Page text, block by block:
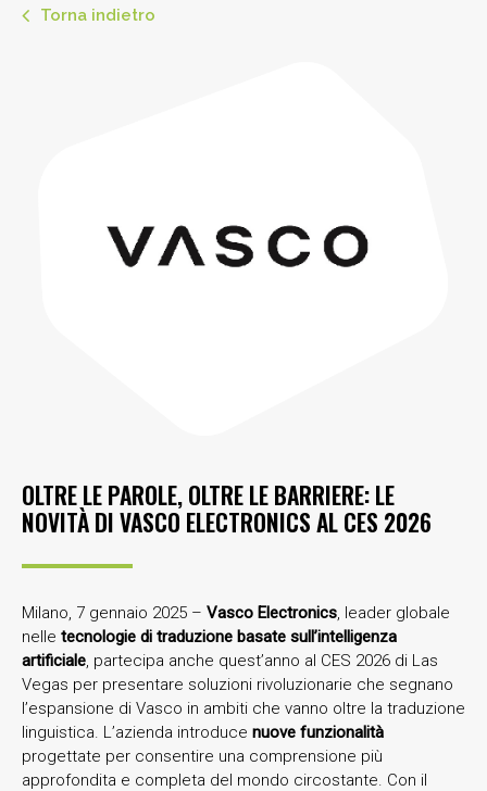
Torna indietro
OLTRE LE PAROLE, OLTRE LE BARRIERE: LE
NOVITÀ DI VASCO ELECTRONICS AL CES 2026
Milano, 7 gennaio 2025 – Vasco Electronics, leader globale
nelle tecnologie di traduzione basate sull’intelligenza
artificiale, partecipa anche quest’anno al CES 2026 di Las
Vegas per presentare soluzioni rivoluzionarie che segnano
l’espansione di Vasco in ambiti che vanno oltre la traduzione
linguistica. L’azienda introduce nuove funzionalità
progettate per consentire una comprensione più
approfondita e completa del mondo circostante. Con il